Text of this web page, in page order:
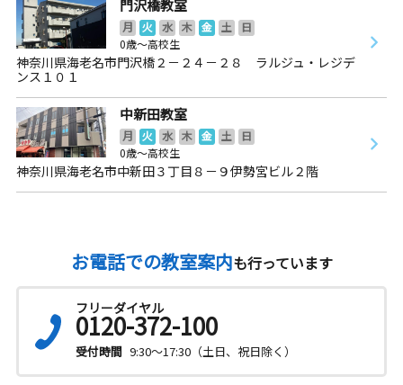
門沢橋教室
月 火 水 木 金 土
日
0歳～高校生
神奈川県海老名市門沢橋２－２４－２８ ラルジュ・レジデ
ンス１０１
中新田教室
月 火 水 木 金 土
日
0歳～高校生
神奈川県海老名市中新田３丁目８－９伊勢宮ビル２階
お電話での教室案内も行っています
フリーダイヤル
0120-372-100
受付時間 9:30～17:30（土日、祝日除く）